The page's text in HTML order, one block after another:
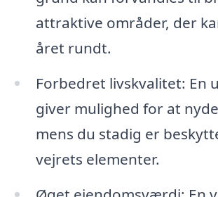
attraktive områder, der
året rundt.
Forbedret livskvalitet: En
giver mulighed for at
mens du stadig er
vejrets elementer.